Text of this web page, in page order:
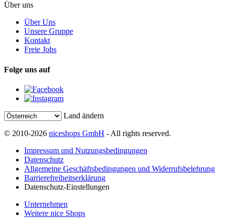
Über uns
Über Uns
Unsere Gruppe
Kontakt
Freie Jobs
Folge uns auf
Land ändern
© 2010-2026 niceshops GmbH - All rights reserved.
Impressum und Nutzungsbedingungen
Datenschutz
Allgemeine Geschäftsbedingungen und Widerrufsbelehrung
Barrierefreiheitserklärung
Datenschutz-Einstellungen
Unternehmen
Weitere nice Shops